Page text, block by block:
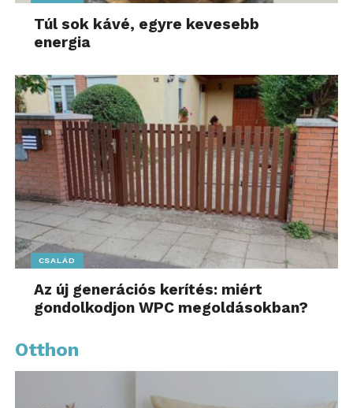
Túl sok kávé, egyre kevesebb
energia
CSALÁD
Az új generációs kerítés: miért
gondolkodjon WPC megoldásokban?
Otthon